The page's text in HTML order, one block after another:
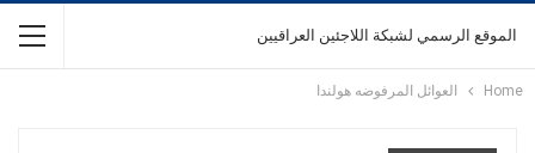
الموقع الرسمي لشبكة اللاجئين العراقيين
Home العوائل المرفوضه هولندا